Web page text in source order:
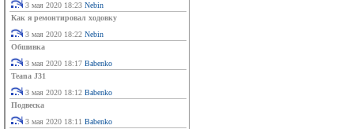
3 мая 2020 18:23 Nebin
Как я ремонтировал ходовку
3 мая 2020 18:22 Nebin
Обшивка
3 мая 2020 18:17 Babenko
Teana J31
3 мая 2020 18:12 Babenko
Подвеска
3 мая 2020 18:11 Babenko